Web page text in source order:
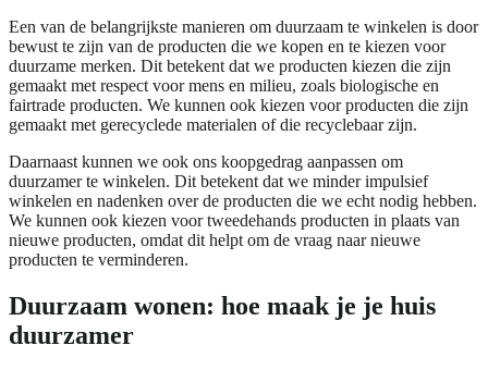
Een van de belangrijkste manieren om duurzaam te winkelen is door
bewust te zijn van de producten die we kopen en te kiezen voor
duurzame merken. Dit betekent dat we producten kiezen die zijn
gemaakt met respect voor mens en milieu, zoals biologische en
fairtrade producten. We kunnen ook kiezen voor producten die zijn
gemaakt met gerecyclede materialen of die recyclebaar zijn.
Daarnaast kunnen we ook ons koopgedrag aanpassen om
duurzamer te winkelen. Dit betekent dat we minder impulsief
winkelen en nadenken over de producten die we echt nodig hebben.
We kunnen ook kiezen voor tweedehands producten in plaats van
nieuwe producten, omdat dit helpt om de vraag naar nieuwe
producten te verminderen.
Duurzaam wonen: hoe maak je je huis
duurzamer